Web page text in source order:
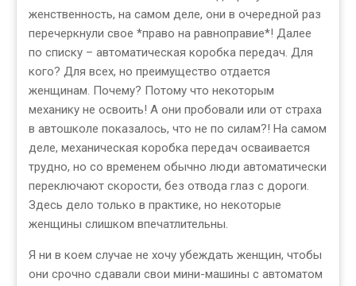
женственность, на самом деле, они в очередной раз
перечеркнули свое *право на равноправие*! Далее
по списку – автоматическая коробка передач. Для
кого? Для всех, но преимущество отдается
женщинам. Почему? Потому что некоторым
механику не освоить! А они пробовали или от страха
в автошколе показалось, что не по силам?! На самом
деле, механическая коробка передач осваивается
трудно, но со временем обычно люди автоматически
переключают скорости, без отвода глаз с дороги.
Здесь дело только в практике, но некоторые
женщины слишком впечатлительны.
Я ни в коем случае не хочу убеждать женщин, чтобы
они срочно сдавали свои мини-машины с автоматом